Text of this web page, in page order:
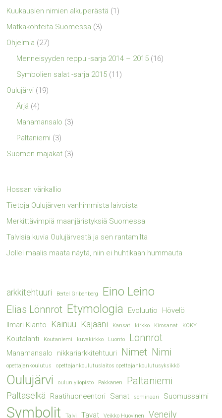
Kuukausien nimien alkuperästä (1)
Matkakohteita Suomessa (3)
Ohjelmia (27)
Menneisyyden reppu -sarja 2014 – 2015 (16)
Symbolien salat -sarja 2015 (11)
Oulujärvi (19)
Ärjä (4)
Manamansalo (3)
Paltaniemi (3)
Suomen majakat (3)
Hossan värikallio
Tietoja Oulujärven vanhimmista laivoista
Merkittävimpiä maanjäristyksiä Suomessa
Talvisia kuvia Oulujärvestä ja sen rantamilta
Jollei maalis maata näytä, niin ei huhtikaan hummauta
arkkitehtuuri Bertel Gribenberg Eino Leino
Elias Lönnrot Etymologia Evoluutio
Hövelö
Ilmari Kianto
Kainuu Kajaani Kansat kirkko Kirosanat KOKY
Koutalahti Koutaniemi kuvakirkko Luonto Lönnrot
Manamansalo nikkariarkkitehtuuri Nimet Nimi
opettajankoulutus opettajankoulutuslaitos opettajankoulutusyksikkö
Oulujärvi oulun yliopisto Pakkanen Paltaniemi
Paltaselkä Raatihuoneentori Sanat seminaari Suomussalmi
Symbolit Talvi Tavat Veikko Huovinen Veneily